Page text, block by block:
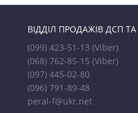
ВІДДІЛ ПРОДАЖІВ ДСП
(099) 423-51-13 (Viber)
(068) 762-85-15 (Viber)
(097) 445-02-80
(096) 791-89-48
peral-f@ukr.net